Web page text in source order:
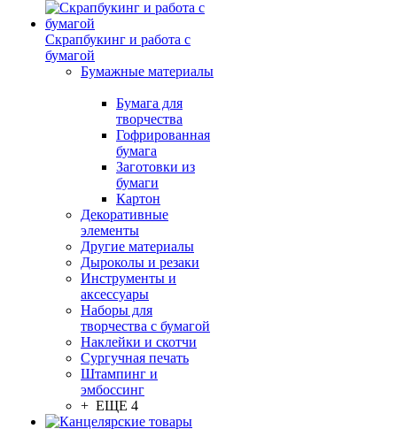
Скрапбукинг и работа с
бумагой
Бумажные материалы
Бумага для
творчества
Гофрированная
бумага
Заготовки из
бумаги
Картон
Декоративные
элементы
Другие материалы
Дыроколы и резаки
Инструменты и
аксессуары
Наборы для
творчества с бумагой
Наклейки и скотчи
Сургучная печать
Штампинг и
эмбоссинг
+ ЕЩЕ 4